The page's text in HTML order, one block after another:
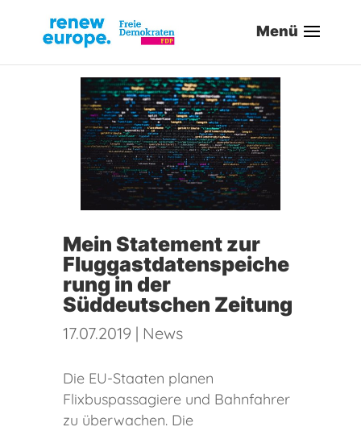
Mein Statement zur
Fluggastdatenspeiche
rung in der
Süddeutschen Zeitung
17.07.2019 | News
Die EU-Staaten planen
Flixbuspassagiere und Bahnfahrer
zu überwachen. Die